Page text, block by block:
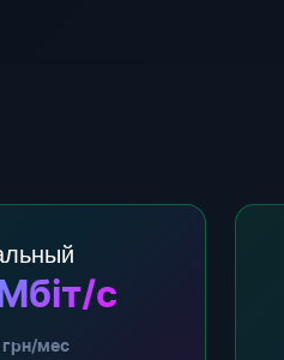
Мбіт/с
грн/мес